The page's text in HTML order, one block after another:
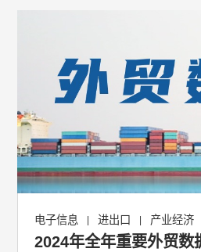
电子信息 | 进出口 | 产业经济
2024年全年重要外贸数